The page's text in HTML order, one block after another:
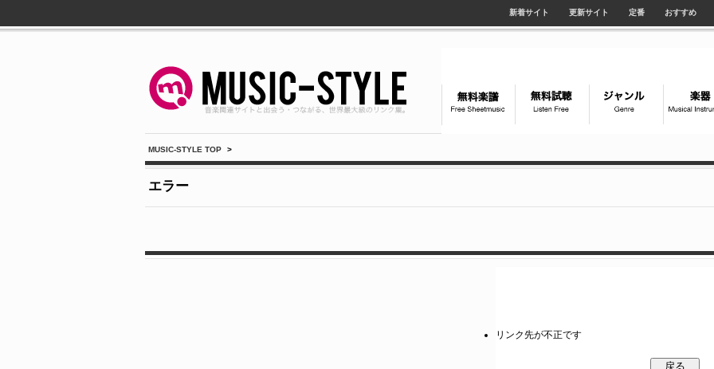
新着サイト 更新サイト 定番 おすすめ
MUSIC-STYLE TOP >
エラー
リンク先が不正です